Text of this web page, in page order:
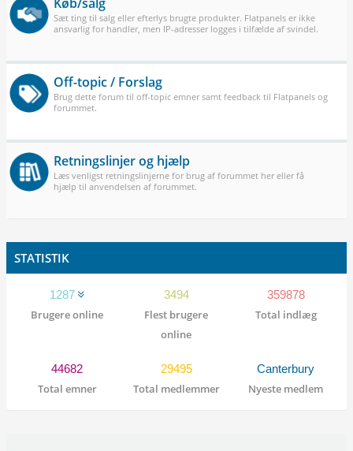
Sæt ting til salg eller efterlys brugte produkter. Flatpanels er ikke
ansvarlig for handler, men IP-adresser logges i tilfælde af svindel.
Off-topic / Forslag
Brug dette forum til off-topic emner samt feedback til Flatpanels og
forummet.
Retningslinjer og hjælp
Læs venligst retningslinjerne for brug af forummet her eller få
hjælp til anvendelsen af forummet.
STATISTIK
1287
Brugere online
3494
Flest brugere
online
359878
Total indlæg
44682
Total emner
29495
Total medlemmer
Canterbury
Nyeste medlem